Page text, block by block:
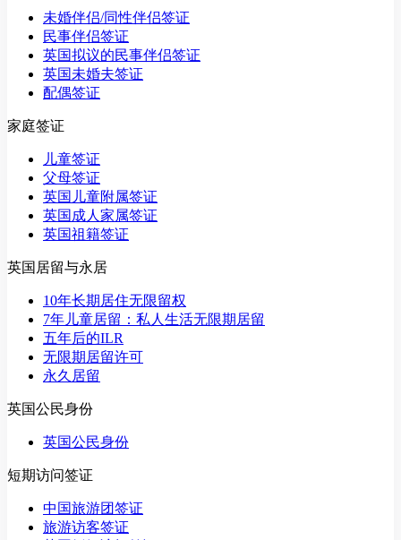
未婚伴侣/同性伴侣签证
民事伴侣签证
英国拟议的民事伴侣签证
英国未婚夫签证
配偶签证
家庭签证
儿童签证
父母签证
英国儿童附属签证
英国成人家属签证
英国祖籍签证
英国居留与永居
10年长期居住无限留权
7年儿童居留：私人生活无限期居留
五年后的ILR
无限期居留许可
永久居留
英国公民身份
英国公民身份
短期访问签证
中国旅游团签证
旅游访客签证